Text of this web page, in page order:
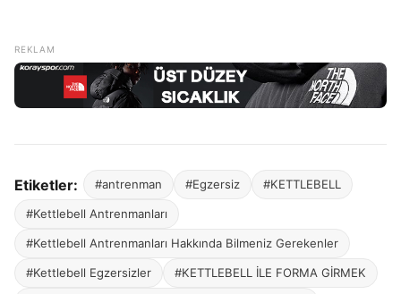
Etiketler: #antrenman #Egzersiz #KETTLEBELL
#Kettlebell Antrenmanları
#Kettlebell Antrenmanları Hakkında Bilmeniz Gerekenler
#Kettlebell Egzersizler #KETTLEBELL İLE FORMA GİRMEK